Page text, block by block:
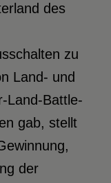
des
zu
Land- und
Land-Battle-
gab, stellt
der